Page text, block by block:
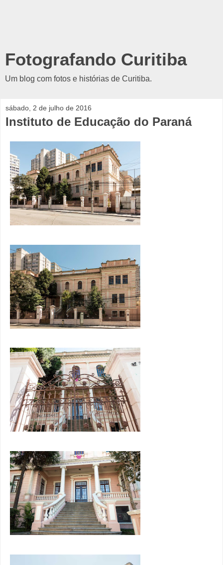
Fotografando Curitiba
Um blog com fotos e histórias de Curitiba.
sábado, 2 de julho de 2016
Instituto de Educação do Paraná